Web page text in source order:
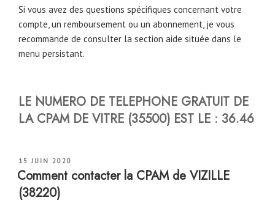
Si vous avez des questions spécifiques concernant votre
compte, un remboursement ou un abonnement, je vous
recommande de consulter la section aide située dans le
menu persistant.
LE NUMERO DE TELEPHONE GRATUIT DE
LA CPAM DE VITRE (35500) EST LE : 36.46
PUBLIÉ
LE
15 JUIN 2020
Comment contacter la CPAM de VIZILLE
(38220)